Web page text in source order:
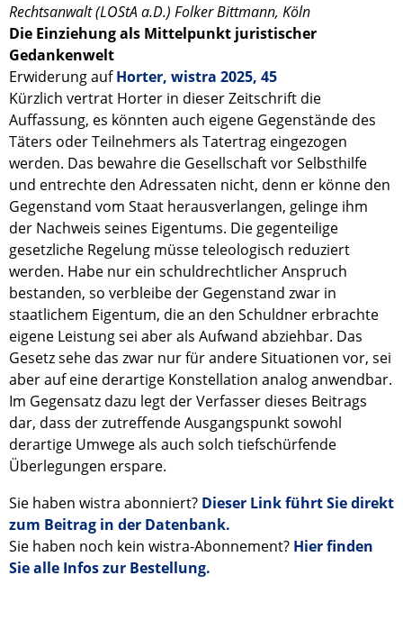
Rechtsanwalt (LOStA a.D.) Folker Bittmann, Köln
Die Einziehung als Mittelpunkt juristischer
Gedankenwelt
Erwiderung aufHorter, wistra 2025, 45
Kürzlich vertrat Horter in dieser Zeitschrift die
Auffassung, es könnten auch eigene Gegenstände des
Täters oder Teilnehmers als Tatertrag eingezogen
werden. Das bewahre die Gesellschaft vor Selbsthilfe
und entrechte den Adressaten nicht, denn er könne den
Gegenstand vom Staat herausverlangen, gelinge ihm
der Nachweis seines Eigentums. Die gegenteilige
gesetzliche Regelung müsse teleologisch reduziert
werden. Habe nur ein schuldrechtlicher Anspruch
bestanden, so verbleibe der Gegenstand zwar in
staatlichem Eigentum, die an den Schuldner erbrachte
eigene Leistung sei aber als Aufwand abziehbar. Das
Gesetz sehe das zwar nur für andere Situationen vor, sei
aber auf eine derartige Konstellation analog anwendbar.
Im Gegensatz dazu legt der Verfasser dieses Beitrags
dar, dass der zutreffende Ausgangspunkt sowohl
derartige Umwege als auch solch tiefschürfende
Überlegungen erspare.
Sie haben wistra abonniert? Dieser Link führt Sie direkt
zum Beitrag in der Datenbank.
Sie haben noch kein wistra-Abonnement? Hier finden
Sie alle Infos zur Bestellung.